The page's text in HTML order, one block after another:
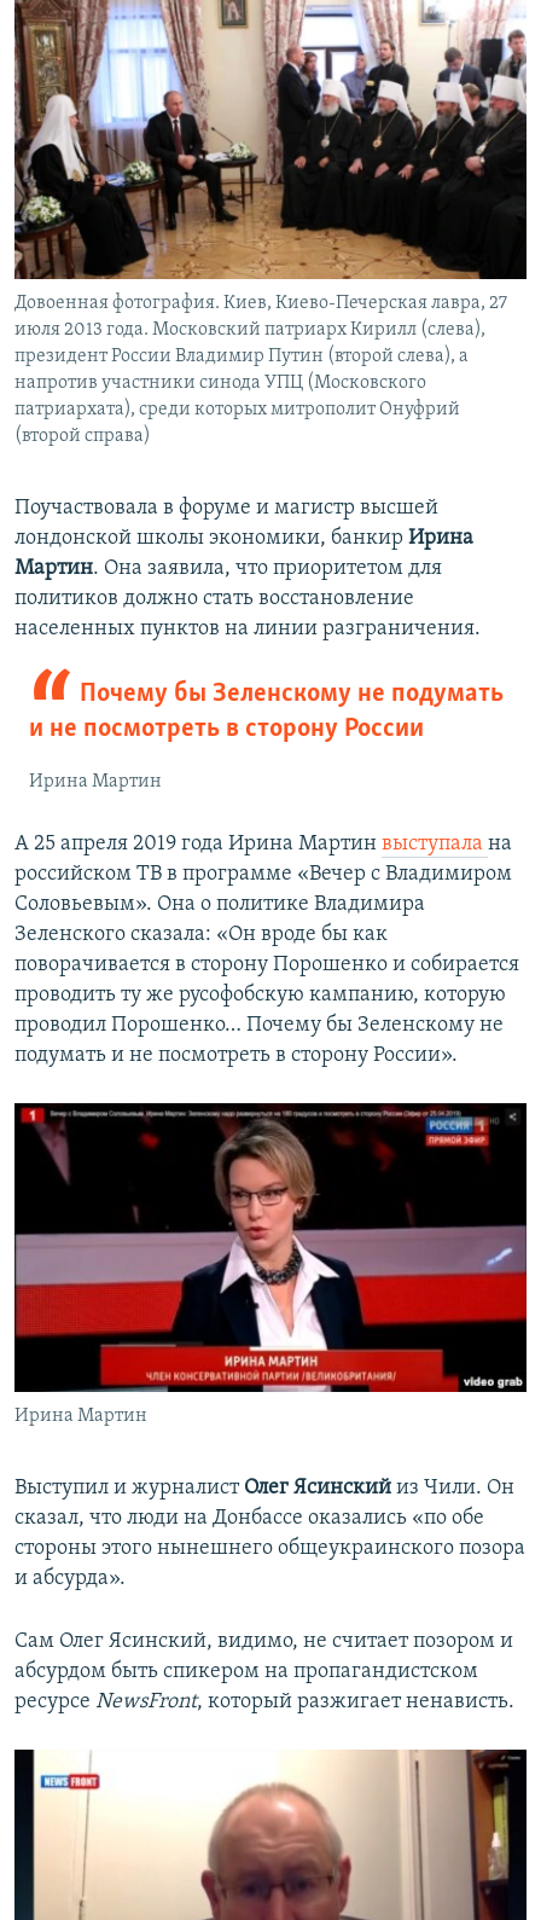
Довоенная фотография. Киев, Киево-Печерская лавра, 27
июля 2013 года. Московский патриарх Кирилл (слева),
президент России Владимир Путин (второй слева), а
напротив участники синода УПЦ (Московского
патриархата), среди которых митрополит Онуфрий
(второй справа)
Поучаствовала в форуме и магистр высшей
лондонской школы экономики, банкир Ирина
Мартин. Она заявила, что приоритетом для
политиков должно стать восстановление
населенных пунктов на линии разграничения.
Почему бы Зеленскому не подумать
и не посмотреть в сторону России
Ирина Мартин
А 25 апреля 2019 года Ирина Мартин выступала на
российском ТВ в программе «Вечер с Владимиром
Соловьевым». Она о политике Владимира
Зеленского сказала: «Он вроде бы как
поворачивается в сторону Порошенко и собирается
проводить ту же русофобскую кампанию, которую
проводил Порошенко… Почему бы Зеленскому не
подумать и не посмотреть в сторону России».
Ирина Мартин
Выступил и журналист Олег Ясинский из Чили. Он
сказал, что люди на Донбассе оказались «по обе
стороны этого нынешнего общеукраинского позора
и абсурда».
Сам Олег Ясинский, видимо, не считает позором и
абсурдом быть спикером на пропагандистском
ресурсе NewsFront, который разжигает ненависть.